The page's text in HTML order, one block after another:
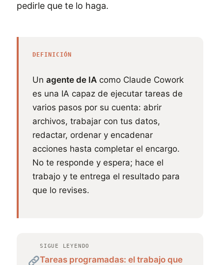
pedirle que te lo haga.
DEFINICIÓN
Un agente de IA como Claude Cowork
es una IA capaz de ejecutar tareas de
varios pasos por su cuenta: abrir
archivos, trabajar con tus datos,
redactar, ordenar y encadenar
acciones hasta completar el encargo.
No te responde y espera; hace el
trabajo y te entrega el resultado para
que lo revises.
SIGUE LEYENDO
Tareas programadas: el trabajo que